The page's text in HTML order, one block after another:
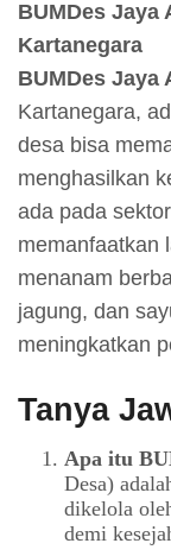
BUMDes Jaya
Kartanegara
BUMDes Jaya
Kartanegara,
desa bisa
menghasilkan
ada pada
memanfaatkan
menanam
jagung, dan
meningkatkan
Tanya
Apa itu
Desa)
dikelola
demi